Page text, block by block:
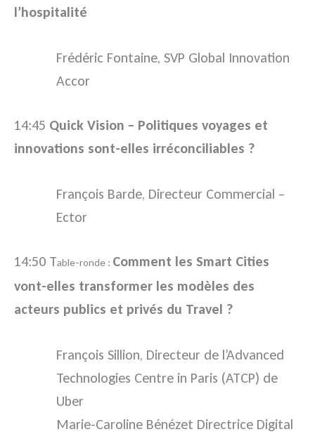
l’hospitalité
Frédéric Fontaine, SVP Global Innovation
Accor
14:45 Quick Vision – Politiques voyages et
innovations sont-elles irréconciliables ?
François Barde, Directeur Commercial –
Ector
14:50 Table-ronde : Comment les Smart Cities
vont-elles transformer les modèles des
acteurs publics et privés du Travel ?
François Sillion, Directeur de l’Advanced
Technologies Centre in Paris (ATCP) de
Uber
Marie-Caroline Bénézet Directrice Digital